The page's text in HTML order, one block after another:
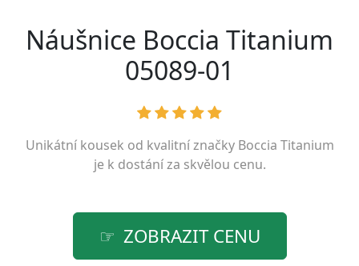
Náušnice Boccia Titanium
05089-01
Unikátní kousek od kvalitní značky Boccia Titanium
je k dostání za skvělou cenu.
ZOBRAZIT CENU